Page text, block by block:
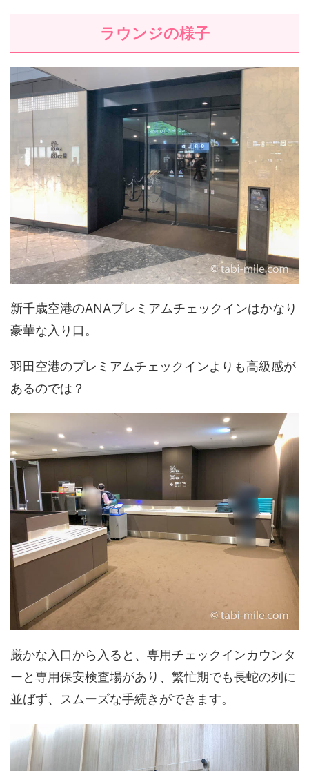
ラウンジの様子
新千歳空港のANAプレミアムチェックインはかなり
豪華な入り口。
羽田空港のプレミアムチェックインよりも高級感が
あるのでは？
厳かな入口から入ると、専用チェックインカウンタ
ーと専用保安検査場があり、繁忙期でも長蛇の列に
並ばず、スムーズな手続きができます。